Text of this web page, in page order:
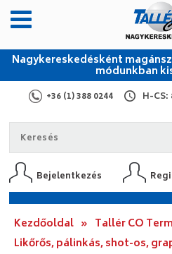
Nagykereskedésként
módunkban
+36 (1) 388 0244 H-CS:
Bejelentkezés
Kezdőoldal » Tallér CO
Likőrős, pálinkás, shot-os,